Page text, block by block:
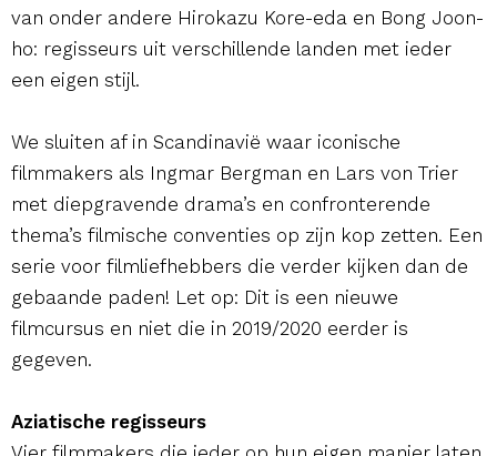
van onder andere Hirokazu Kore-eda en Bong Joon-
ho: regisseurs uit verschillende landen met ieder
een eigen stijl.
We sluiten af in Scandinavië waar iconische
filmmakers als Ingmar Bergman en Lars von Trier
met diepgravende drama’s en confronterende
thema’s filmische conventies op zijn kop zetten. Een
serie voor filmliefhebbers die verder kijken dan de
gebaande paden! Let op: Dit is een nieuwe
filmcursus en niet die in 2019/2020 eerder is
gegeven.
Aziatische regisseurs